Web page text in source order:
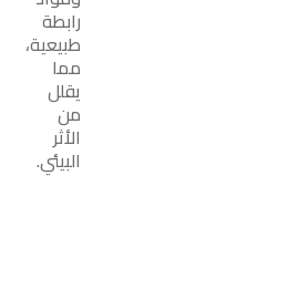
رابطة
طبيعية،
مما
يقلل
من
الأثر
البيئي.